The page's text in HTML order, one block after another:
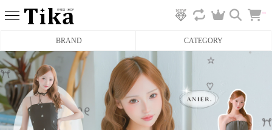
BRAND CATEGORY
ミニドレス
タイトミニドレス
フレアミニドレス
ト